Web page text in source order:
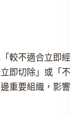
較不適合立即經
即切除」或「不
重要組織，影響